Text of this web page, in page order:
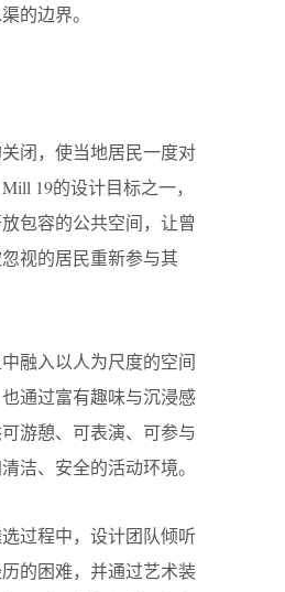
的边界。
闭，使当地居民一度对
19的设计目标之一，
包容的公共空间，让曾
视的居民重新参与其
融入以人为尺度的空间
通过富有趣味与沉浸感
游憩、可表演、可参与
洁、安全的活动环境。
过程中，设计团队倾听
的困难，并通过艺术装